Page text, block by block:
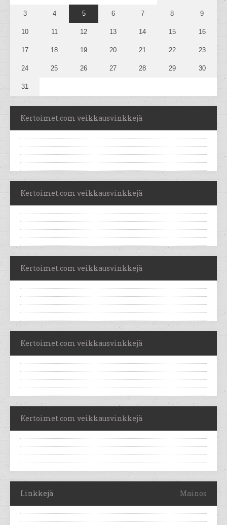
3 4 5 6 7 8 9
10 11 12 13 14 15 16
17 18 19 20 21 22 23
24 25 26 27 28 29 30
31
Kertoimet.com veikkausvinkkejä
Kertoimet.com veikkausvinkkejä
Kertoimet.com veikkausvinkkejä
Kertoimet.com veikkausvinkkejä
Kertoimet.com veikkausvinkkejä
Linkkejä Mainos